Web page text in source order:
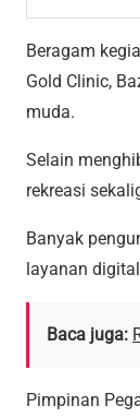
Beragam
Gold Clinic,
muda.
Selain
rekreasi
Banyak
layanan
Baca juga:
Pimpinan